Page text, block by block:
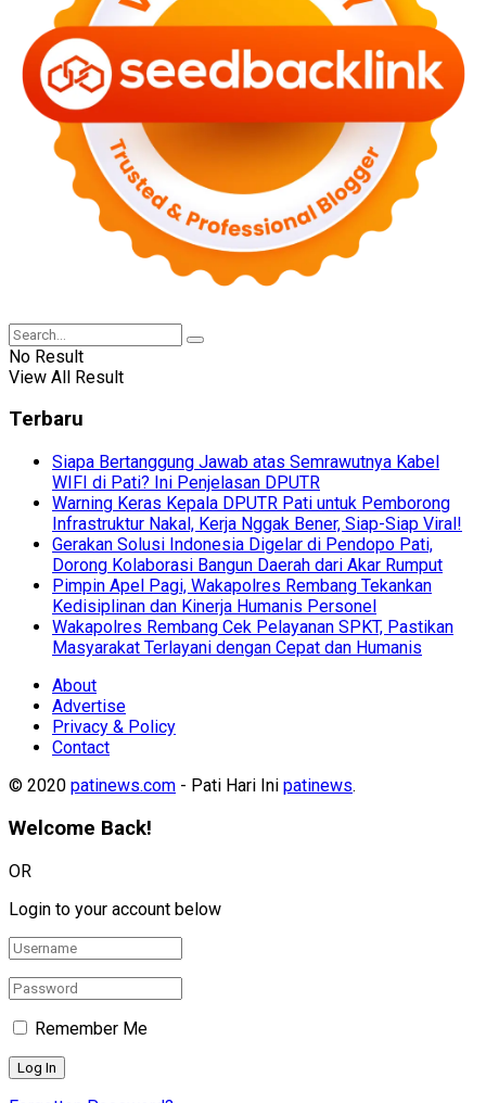
No Result
View All Result
Terbaru
Siapa Bertanggung Jawab atas Semrawutnya Kabel
WIFI di Pati? Ini Penjelasan DPUTR
Warning Keras Kepala DPUTR Pati untuk Pemborong
Infrastruktur Nakal, Kerja Nggak Bener, Siap-Siap Viral!
Gerakan Solusi Indonesia Digelar di Pendopo Pati,
Dorong Kolaborasi Bangun Daerah dari Akar Rumput
Pimpin Apel Pagi, Wakapolres Rembang Tekankan
Kedisiplinan dan Kinerja Humanis Personel
Wakapolres Rembang Cek Pelayanan SPKT, Pastikan
Masyarakat Terlayani dengan Cepat dan Humanis
About
Advertise
Privacy & Policy
Contact
© 2020 patinews.com - Pati Hari Ini patinews.
Welcome Back!
OR
Login to your account below
Remember Me